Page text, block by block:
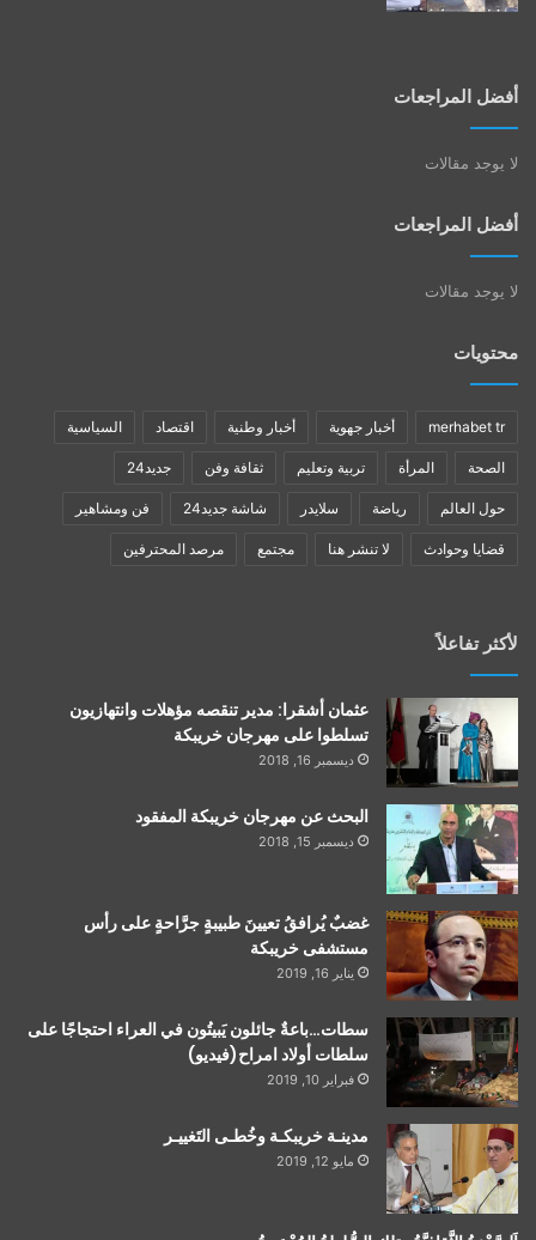
أفضل المراجعات
لا يوجد مقالات
أفضل المراجعات
لا يوجد مقالات
محتويات
merhabet tr أخبار جهوية أخبار وطنية اقتصاد السياسية
الصحة المرأة تربية وتعليم ثقافة وفن جديد24
حول العالم رياضة سلايدر شاشة جديد24 فن ومشاهير
قضايا وحوادث لا تنشر هنا مجتمع مرصد المحترفين
لأكثر تفاعلاً
عثمان أشقرا: مدير تنقصه مؤهلات وانتهازيون
تسلطوا على مهرجان خريبكة
ديسمبر 16, 2018
البحث عن مهرجان خريبكة المفقود
ديسمبر 15, 2018
غضبٌ يُرافقُ تعيينَ طبيبةٍ جرَّاحةٍ على رأس
مستشفى خريبكة
يناير 16, 2019
سطات…باعةٌ جائلون يَبيتُون في العراء احتجاجًا على
سلطات أولاد امراح(فيديو)
فبراير 10, 2019
مدينـة خريبكـة وخُطـى التَغييـر
مايو 12, 2019